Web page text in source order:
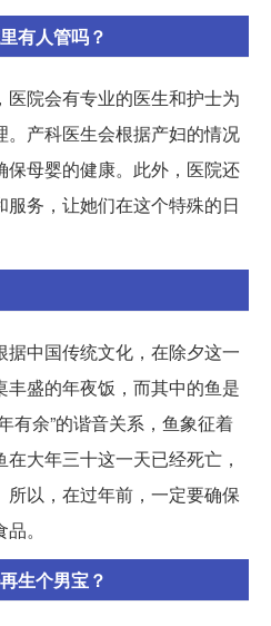
有人管吗？
院会有专业的医生和护士为
。产科医生会根据产妇的情况
母婴的健康。此外，医院还
务，让她们在这个特殊的日
中国传统文化，在除夕这一
盛的年夜饭，而其中的鱼是
有余”的谐音关系，鱼象征着
大年三十这一天已经死亡，
以，在过年前，一定要确保
。
生个男宝？